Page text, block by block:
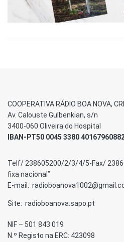
COOPERATIVA RÁDIO BOA NOVA,
Av. Calouste Gulbenkian, s/n
3400-060 Oliveira do Hospital
IBAN-PT50 0045 3380
Telf/ 238605200/2/3/4/5-Fax/
fixa nacional”
E-mail:
Site: radioboanova.sapo.pt
NIF – 501 843 019
N.º Registo na ERC: 423098